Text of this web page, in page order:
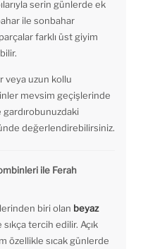
serin günlerde ek
ile sonbahar
farklı üst giyim
veya uzun kollu
mevsim geçişlerinde
gardırobunuzdaki
değerlendirebilirsiniz.
ile Ferah
biri olan beyaz
tercih edilir. Açık
özellikle sıcak günlerde